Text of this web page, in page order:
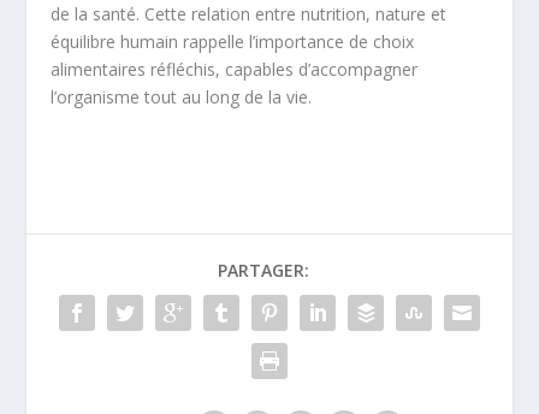
de la santé. Cette relation entre nutrition, nature et
équilibre humain rappelle l’importance de choix
alimentaires réfléchis, capables d’accompagner
l’organisme tout au long de la vie.
PARTAGER: